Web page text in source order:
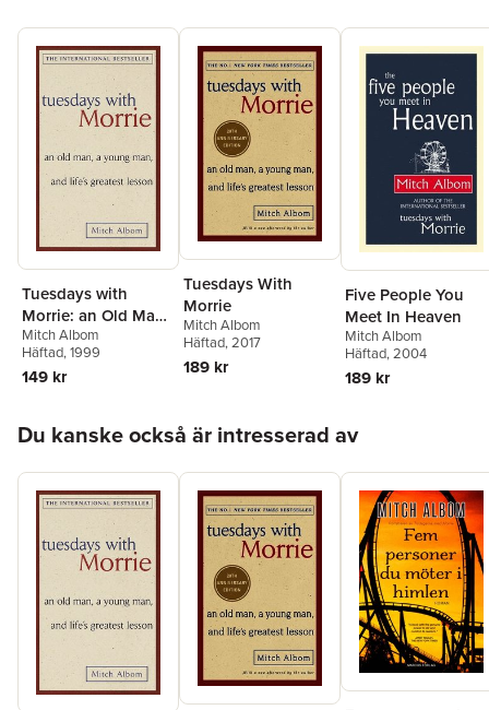
Tuesdays with
Morrie: an Old Man,
a Young Man, and
Life's Greatest
Lesson
Mitch Albom
Häftad, 1999
149 kr
Tuesdays With
Morrie
Mitch Albom
Häftad, 2017
189 kr
Five People You
Meet In Heaven
Mitch Albom
Häftad, 2004
189 kr
Du kanske också är intresserad av